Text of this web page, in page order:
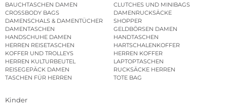
BAUCHTASCHEN DAMEN
CLUTCHES UND MINIBAGS
CROSSBODY BAGS
DAMENRUCKSÄCKE
DAMENSCHALS & DAMENTÜCHER
SHOPPER
DAMENTASCHEN
GELDBÖRSEN DAMEN
HANDSCHUHE DAMEN
HANDTASCHEN
HERREN REISETASCHEN
HARTSCHALENKOFFER
KOFFER UND TROLLEYS
HERREN KOFFER
HERREN KULTURBEUTEL
LAPTOPTASCHEN
REISEGEPÄCK DAMEN
RUCKSÄCKE HERREN
TASCHEN FÜR HERREN
TOTE BAG
Kinder